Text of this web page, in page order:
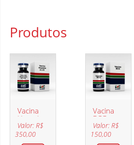
Produtos
Vacina
Hepatite
A e B
Valor: R$
350,00
Vacina
BCG
Valor: R$
150,00